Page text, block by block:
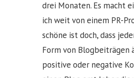
drei Monaten. Es macht
ich weit von einem PR-
schöne ist doch, dass
Form von Blogbeiträgen
positive oder negative